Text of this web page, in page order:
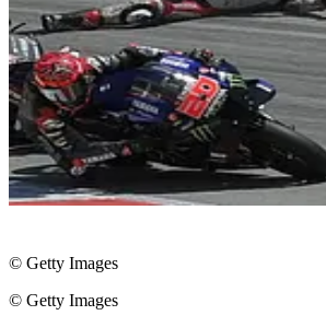
© Getty Images
© Getty Images